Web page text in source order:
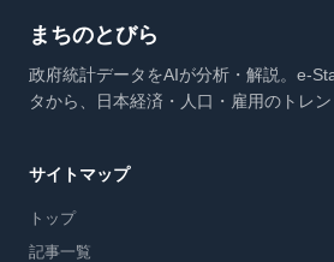
まちのとびら
政府統計データをAIが分析・解説。e-
タから、日本経済・人口・雇用のトレン
サイトマップ
トップ
記事一覧